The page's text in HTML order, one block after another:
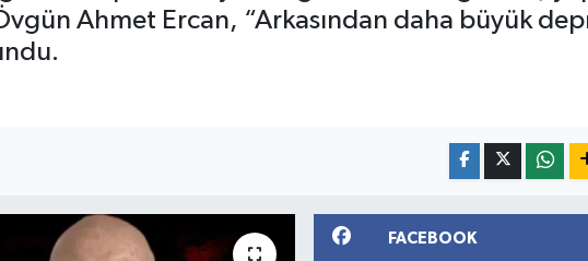
Ahmet Ercan, “Arkasından daha büyük
FACEBOOK